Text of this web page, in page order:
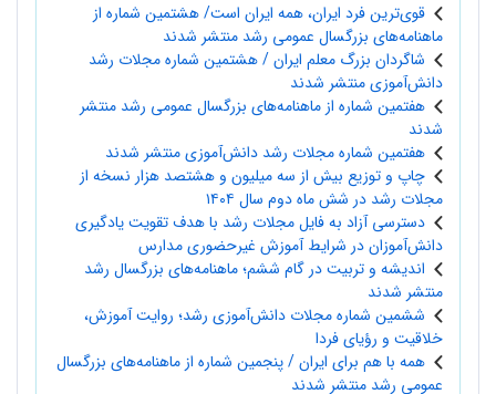
قوی‌ترین فرد ایران، همه ایران است/ هشتمین شماره از
ماهنامه‌های بزرگسال عمومی رشد منتشر شدند
شاگردان بزرگ معلم ایران / هشتمین شماره مجلات رشد
دانش‌آموزی منتشر شدند
هفتمین شماره از ماهنامه‌های بزرگسال عمومی رشد منتشر
شدند
هفتمین شماره مجلات رشد دانش‌آموزی منتشر شدند
چاپ و توزیع بیش از سه میلیون و هشتصد هزار نسخه از
مجلات رشد در شش ماه دوم سال ۱۴۰۴
دسترسی آزاد به فایل مجلات رشد با هدف تقویت یادگیری
دانش‌آموزان در شرایط آموزش غیرحضوری مدارس
اندیشه و تربیت در گام ششم؛ ماهنامه‌های بزرگسال رشد
منتشر شدند
ششمین شماره مجلات دانش‌آموزی رشد؛ روایت آموزش،
خلاقیت و رؤیای فردا
همه با هم برای ایران / پنجمین شماره از ماهنامه‌های بزرگسال
عمومی رشد منتشر شدند